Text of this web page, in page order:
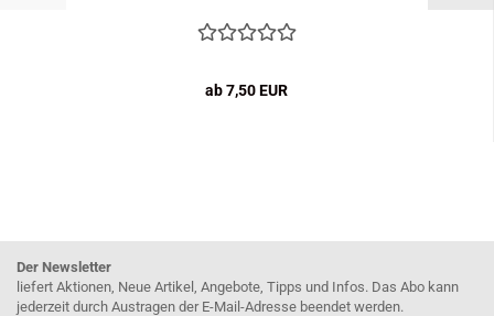
ab 7,50 EUR
Der Newsletter
liefert Aktionen, Neue Artikel, Angebote, Tipps und Infos. Das Abo kann
jederzeit durch Austragen der E-Mail-Adresse beendet werden.